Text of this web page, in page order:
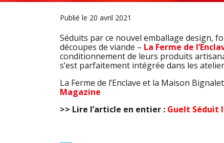
Publié le 20 avril 2021
Séduits par ce nouvel emballage design,
découpes de viande – La Ferme de
conditionnement de leurs produits
s’est parfaitement intégrée dans les
La Ferme de l’Enclave et la Maison
Magazine
>> Lire l’article en entier : Guelt Séduit